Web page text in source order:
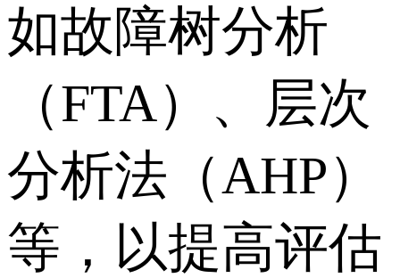
如故障树分析
（FTA）、层次
分析法（AHP）
等，以提高评估